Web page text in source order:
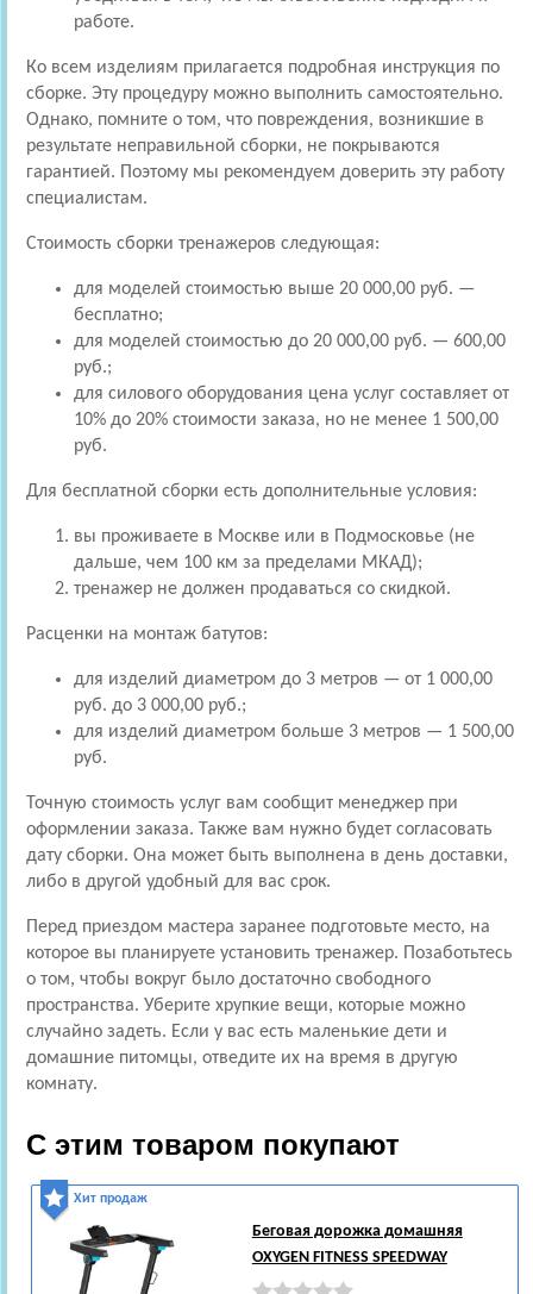
работе.
Ко всем изделиям прилагается подробная инструкция по
сборке. Эту процедуру можно выполнить самостоятельно.
Однако, помните о том, что повреждения, возникшие в
результате неправильной сборки, не покрываются
гарантией. Поэтому мы рекомендуем доверить эту работу
специалистам.
Стоимость сборки тренажеров следующая:
для моделей стоимостью выше 20 000,00 руб. —
бесплатно;
для моделей стоимостью до 20 000,00 руб. — 600,00
руб.;
для силового оборудования цена услуг составляет от
10% до 20% стоимости заказа, но не менее 1 500,00
руб.
Для бесплатной сборки есть дополнительные условия:
вы проживаете в Москве или в Подмосковье (не
дальше, чем 100 км за пределами МКАД);
тренажер не должен продаваться со скидкой.
Расценки на монтаж батутов:
для изделий диаметром до 3 метров — от 1 000,00
руб. до 3 000,00 руб.;
для изделий диаметром больше 3 метров — 1 500,00
руб.
Точную стоимость услуг вам сообщит менеджер при
оформлении заказа. Также вам нужно будет согласовать
дату сборки. Она может быть выполнена в день доставки,
либо в другой удобный для вас срок.
Перед приездом мастера заранее подготовьте место, на
которое вы планируете установить тренажер. Позаботьтесь
о том, чтобы вокруг было достаточно свободного
пространства. Уберите хрупкие вещи, которые можно
случайно задеть. Если у вас есть маленькие дети и
домашние питомцы, отведите их на время в другую
комнату.
С этим товаром покупают
Хит продаж
Беговая дорожка домашняя
OXYGEN FITNESS SPEEDWAY